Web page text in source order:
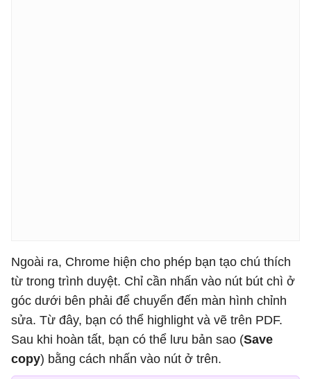
Ngoài ra, Chrome hiện cho phép bạn tạo chú thích
từ trong trình duyệt. Chỉ cần nhấn vào nút bút chì ở
góc dưới bên phải để chuyển đến màn hình chỉnh
sửa. Từ đây, bạn có thể highlight và vẽ trên PDF.
Sau khi hoàn tất, bạn có thể lưu bản sao (Save
copy) bằng cách nhấn vào nút ở trên.